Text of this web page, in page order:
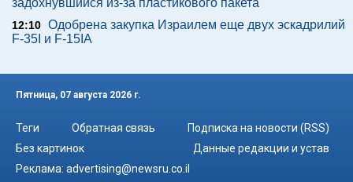
12:10 Одобрена закупка Израилем еще двух эскадрилий
F-35I и F-15IA
Пятница, 07 августа 2026 г.
Теги Обратная связь
Подписка на новости (RSS)
Без картинок
Данные редакции и устав
Реклама: advertising@newsru.co.il